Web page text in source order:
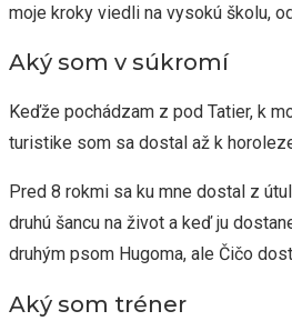
moje kroky viedli na vysokú školu,
Aký som v súkromí
Keďže pochádzam z pod Tatier, k
turistike som sa dostal až k
Pred 8 rokmi sa ku mne dostal z
druhú šancu na život a keď ju
druhým psom Hugoma, ale Čičo
Aký som tréner